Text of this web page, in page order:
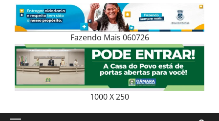
Fazendo Mais 060726
1000 X 250